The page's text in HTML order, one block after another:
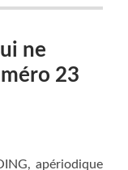
ne
23
apériodique